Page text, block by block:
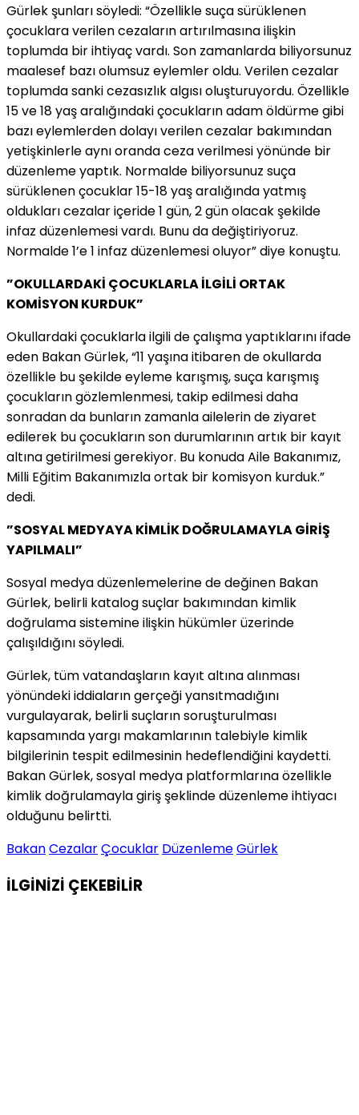
Gürlek şunları söyledi: “Özellikle suça sürüklenen
çocuklara verilen cezaların artırılmasına ilişkin
toplumda bir ihtiyaç vardı. Son zamanlarda biliyorsunuz
maalesef bazı olumsuz eylemler oldu. Verilen cezalar
toplumda sanki cezasızlık algısı oluşturuyordu. Özellikle
15 ve 18 yaş aralığındaki çocukların adam öldürme gibi
bazı eylemlerden dolayı verilen cezalar bakımından
yetişkinlerle aynı oranda ceza verilmesi yönünde bir
düzenleme yaptık. Normalde biliyorsunuz suça
sürüklenen çocuklar 15-18 yaş aralığında yatmış
oldukları cezalar içeride 1 gün, 2 gün olacak şekilde
infaz düzenlemesi vardı. Bunu da değiştiriyoruz.
Normalde 1’e 1 infaz düzenlemesi oluyor” diye konuştu.
”OKULLARDAKİ ÇOCUKLARLA İLGİLİ ORTAK
KOMİSYON KURDUK”
Okullardaki çocuklarla ilgili de çalışma yaptıklarını ifade
eden Bakan Gürlek, “11 yaşına itibaren de okullarda
özellikle bu şekilde eyleme karışmış, suça karışmış
çocukların gözlemlenmesi, takip edilmesi daha
sonradan da bunların zamanla ailelerin de ziyaret
edilerek bu çocukların son durumlarının artık bir kayıt
altına getirilmesi gerekiyor. Bu konuda Aile Bakanımız,
Milli Eğitim Bakanımızla ortak bir komisyon kurduk.”
dedi.
”SOSYAL MEDYAYA KİMLİK DOĞRULAMAYLA GİRİŞ
YAPILMALI”
Sosyal medya düzenlemelerine de değinen Bakan
Gürlek, belirli katalog suçlar bakımından kimlik
doğrulama sistemine ilişkin hükümler üzerinde
çalışıldığını söyledi.
Gürlek, tüm vatandaşların kayıt altına alınması
yönündeki iddiaların gerçeği yansıtmadığını
vurgulayarak, belirli suçların soruşturulması
kapsamında yargı makamlarının talebiyle kimlik
bilgilerinin tespit edilmesinin hedeflendiğini kaydetti.
Bakan Gürlek, sosyal medya platformlarına özellikle
kimlik doğrulamayla giriş şeklinde düzenleme ihtiyacı
olduğunu belirtti.
BakanCezalarÇocuklar DüzenlemeGürlek
İLGİNİZİ ÇEKEBİLİR